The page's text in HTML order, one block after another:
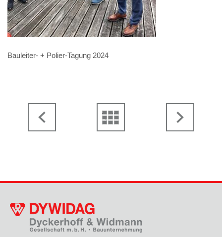
Bauleiter- + Polier-Tagung 2024